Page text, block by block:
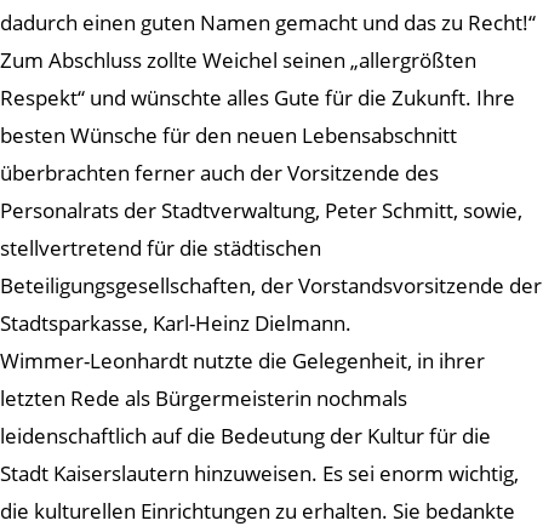
dadurch einen guten Namen gemacht und das zu Recht!“
Zum Abschluss zollte Weichel seinen „allergrößten
Respekt“ und wünschte alles Gute für die Zukunft. Ihre
besten Wünsche für den neuen Lebensabschnitt
überbrachten ferner auch der Vorsitzende des
Personalrats der Stadtverwaltung, Peter Schmitt, sowie,
stellvertretend für die städtischen
Beteiligungsgesellschaften, der Vorstandsvorsitzende der
Stadtsparkasse, Karl-Heinz Dielmann.
Wimmer-Leonhardt nutzte die Gelegenheit, in ihrer
letzten Rede als Bürgermeisterin nochmals
leidenschaftlich auf die Bedeutung der Kultur für die
Stadt Kaiserslautern hinzuweisen. Es sei enorm wichtig,
die kulturellen Einrichtungen zu erhalten. Sie bedankte